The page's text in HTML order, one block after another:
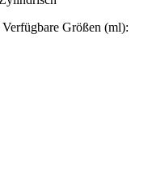
Verfügbare Größen (ml):